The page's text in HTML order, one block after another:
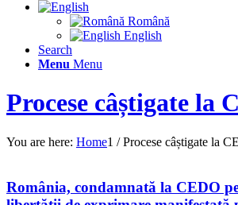
Română
English
Search
Menu Menu
Procese câștigate la
You are here: Home1 / Procese câștigate la
România, condamnată la CEDO